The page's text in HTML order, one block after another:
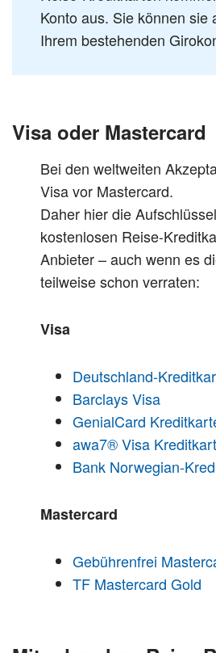
Konto aus. Sie können sie
Ihrem bestehenden
Visa oder Mastercard
Bei den weltweiten
Visa vor Mastercard.
Daher hier die
kostenlosen Reise-
Anbieter – auch wenn es
teilweise schon verraten:
Visa
Deutschland-
Barclays Visa
GenialCard
awa7® Visa
Bank Norwegian-
Mastercard
Gebührenfrei
TF Mastercard Gold